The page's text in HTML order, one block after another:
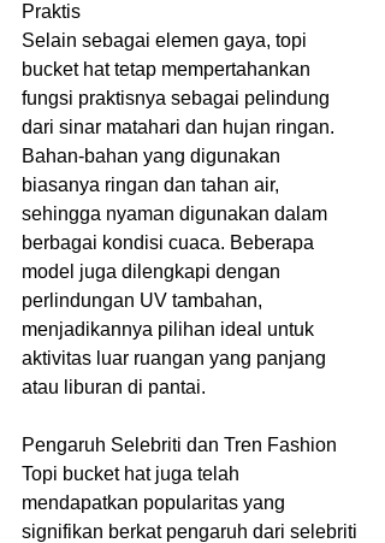
Praktis
Selain sebagai elemen gaya, topi
bucket hat tetap mempertahankan
fungsi praktisnya sebagai pelindung
dari sinar matahari dan hujan ringan.
Bahan-bahan yang digunakan
biasanya ringan dan tahan air,
sehingga nyaman digunakan dalam
berbagai kondisi cuaca. Beberapa
model juga dilengkapi dengan
perlindungan UV tambahan,
menjadikannya pilihan ideal untuk
aktivitas luar ruangan yang panjang
atau liburan di pantai.
Pengaruh Selebriti dan Tren Fashion
Topi bucket hat juga telah
mendapatkan popularitas yang
signifikan berkat pengaruh dari selebriti